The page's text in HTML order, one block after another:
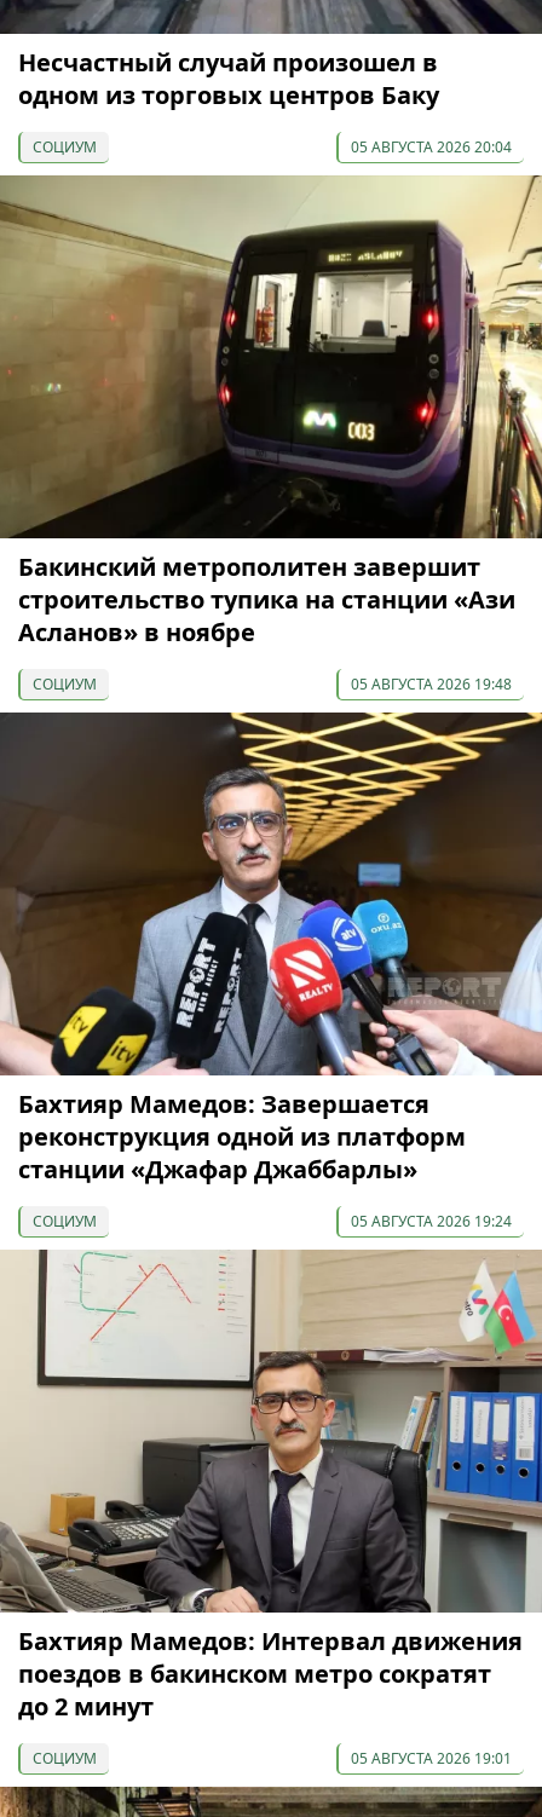
Несчастный случай произошел в
одном из торговых центров Баку
СОЦИУМ 05 АВГУСТА 2026 20:04
Бакинский метрополитен завершит
строительство тупика на станции «Ази
Асланов» в ноябре
СОЦИУМ 05 АВГУСТА 2026 19:48
Бахтияр Мамедов: Завершается
реконструкция одной из платформ
станции «Джафар Джаббарлы»
СОЦИУМ 05 АВГУСТА 2026 19:24
Бахтияр Мамедов: Интервал движения
поездов в бакинском метро сократят
до 2 минут
СОЦИУМ 05 АВГУСТА 2026 19:01